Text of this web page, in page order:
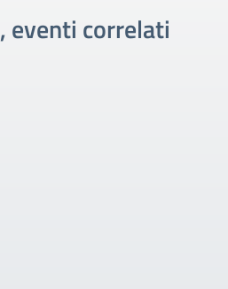
eventi correlati